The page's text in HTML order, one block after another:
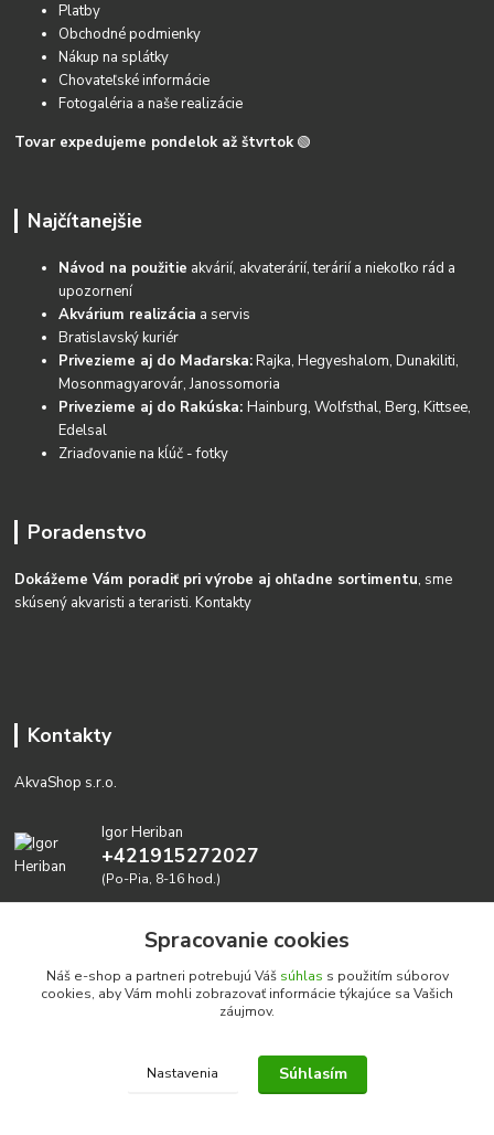
Platby
Obchodné podmienky
Nákup na splátky
Chovateľské informácie
Fotogaléria a naše realizácie
Tovar expedujeme pondelok až štvrtok 🟢
Najčítanejšie
Návod na použitie akvárií, akvaterárií, terárií a niekoľko rád a
upozornení
Akvárium realizácia a servis
Bratislavský kuriér
Privezieme aj do Maďarska:Rajka, Hegyeshalom, Dunakiliti,
Mosonmagyarovár, Janossomoria
Privezieme aj do Rakúska:Hainburg, Wolfsthal, Berg, Kittsee,
Edelsal
Zriaďovanie na kĺúč - fotky
Poradenstvo
Dokážeme Vám poradiť pri výrobe aj ohľadne sortimentu, sme
skúsený akvaristi a teraristi.Kontakty
Kontakty
AkvaShop s.r.o.
Igor Heriban
+421915272027
(Po-Pia, 8-16 hod.)
Realizujeme prírodné akvária: AkvaShop s.r.o. • IBAN:
SK3911000000002947087849
Spracovanie cookies
Náš e-shop a partneri potrebujú Váš súhlas s použitím súborov
cookies, aby Vám mohli zobrazovať informácie týkajúce sa Vašich
záujmov.
Nastavenia Súhlasím